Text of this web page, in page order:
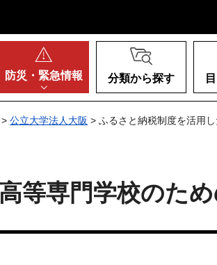
防災・ 緊急情報 分類から探す
> 公立大学法人大阪 > ふるさと納税制度を活用
等専門学校のた